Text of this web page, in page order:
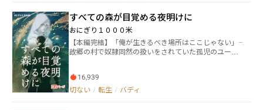
ら望まざる怨霊事件に巻き込まれていく――。
在である玲と、現実世界で想い残している大和への恋
心の狭間で、月凪は究極の選択を迫られることにな
る。 ⭐️毎週月・金更新予定です！
すべての森が目覚める夜明けに
おにぎり１０００米
【本編完結】「俺が生きるべき場所はここじゃない」――
故郷の村で奴隷同然の扱いをされていた孤児のユーリ
境遇で育った二人は神殿都市ライオネラで出会い、大
神殿が定める〈双翼〉――神官と神殿兵のバディとなり、
16,939
切ない / 転生 / バディ